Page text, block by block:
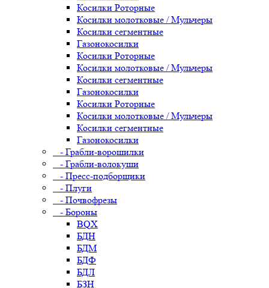
Косилки Роторные
Косилки молотковые / Мульчеры
Косилки сегментные
Газонокосилки
Косилки Роторные
Косилки молотковые / Мульчеры
Косилки сегментные
Газонокосилки
Косилки Роторные
Косилки молотковые / Мульчеры
Косилки сегментные
Газонокосилки
- Грабли-ворошилки
- Грабли-волокуши
- Пресс-подборщики
- Плуги
- Почвофрезы
- Бороны
BQX
БДН
БДМ
БДФ
БДЛ
БЗН